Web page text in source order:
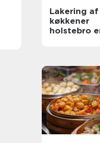
Lakering af
køkkener
holstebro en